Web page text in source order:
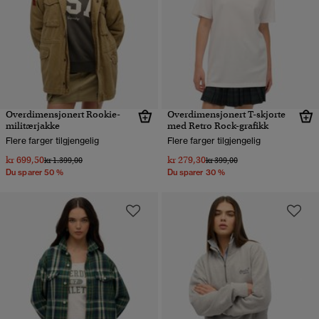
Overdimensjonert Rookie-
militærjakke
Flere farger tilgjengelig
kr 699,50Pris nedsatt fra
kr 1.399,00til
Du sparer 50 %
Overdimensjonert T-skjorte
med Retro Rock-grafikk
Flere farger tilgjengelig
kr 279,30Pris nedsatt fra
kr 399,00til
Du sparer 30 %